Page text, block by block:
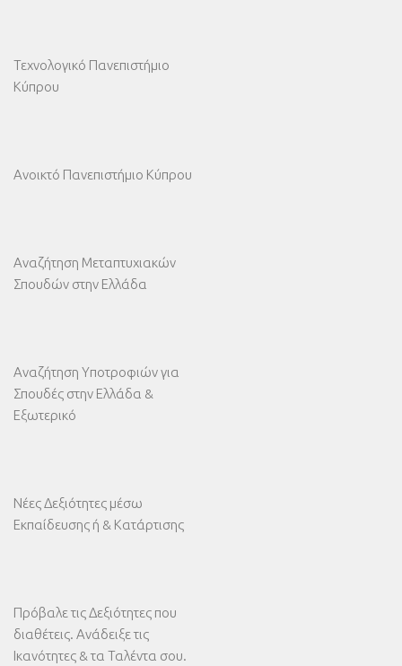
Τεχνολογικό Πανεπιστήμιο
Κύπρου
Ανοικτό Πανεπιστήμιο Κύπρου
Αναζήτηση Μεταπτυχιακών
Σπουδών στην Ελλάδα
Αναζήτηση Υποτροφιών για
Σπουδές στην Ελλάδα &
Εξωτερικό
Νέες Δεξιότητες μέσω
Εκπαίδευσης ή & Κατάρτισης
Πρόβαλε τις Δεξιότητες που
διαθέτεις. Ανάδειξε τις
Ικανότητες & τα Ταλέντα σου.